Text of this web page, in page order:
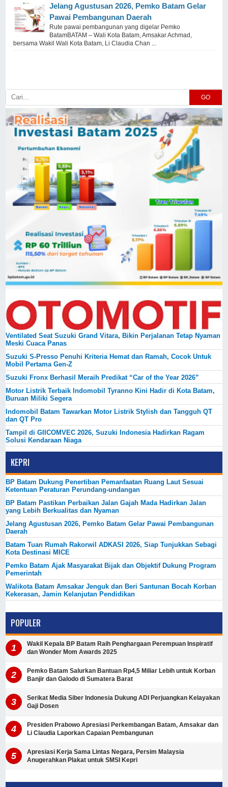
Jelang Agustusan 2026, Pemko Batam Gelar
Pawai Pembangunan Daerah
Rute pawai pembangunan yang digelar Pemko
BatamBATAM – Wali Kota Batam, Amsakar Achmad,
bersama Wakil Wali Kota Batam, Li Claudia Chan ...
GO
Ventilated Seat Suzuki Grand Vitara, Bikin Perjalanan Tetap Nyaman
Meski Cuaca Panas
Suzuki S-Presso Penuhi Kriteria Hemat dan Ramah, Cocok Untuk
Mobil Pertama Gen-Z
Suzuki Fronx Berhasil Meraih Predikat “Car of the Year 2026”
Motor Listrik Terbaik Indomobil Tyranno Kini Hadir di Kota Batam,
Buruan Miliki Segera
Indomobil Batam Tawarkan Motor Listrik Stylish dan Tangguh QT
dan QT Pro
Tampil di GIICOMVEC 2026, Suzuki Indonesia Hadirkan Ragam
Solusi Kendaraan Niaga
KEPRI
BP Batam Dukung Penertiban Pemanfaatan Ruang Laut Sesuai
Ketentuan Peraturan Perundang-undangan
BP Batam Pastikan Perbaikan Jalan Gajah Mada Hadirkan Jalan
yang Lebih Berkualitas dan Nyaman
Jelang Agustusan 2026, Pemko Batam Gelar Pawai Pembangunan
Daerah
Batam Tuan Rumah Rakorwil ADKASI 2026, Siap Tunjukkan Sebagi
Kota Destinasi MICE
Pemko Batam Ajak Masyarakat Bijak dan Objektif Dukung Program
Pemerintah
Walikota Batam Amsakar Jenguk dan Beri Santunan Bocah Korban
Kekerasan, Jamin Kelanjutan Pendidikan
POPULER
Wakil Kepala BP Batam Raih Penghargaan Perempuan Inspiratif
dan Wonder Mom Awards 2025
Pemko Batam Salurkan Bantuan Rp4,5 Miliar Lebih untuk Korban
Banjir dan Galodo di Sumatera Barat
Serikat Media Siber Indonesia Dukung ADI Perjuangkan Kelayakan
Gaji Dosen
Presiden Prabowo Apresiasi Perkembangan Batam, Amsakar dan
Li Claudia Laporkan Capaian Pembangunan
Apresiasi Kerja Sama Lintas Negara, Persim Malaysia
Anugerahkan Plakat untuk SMSI Kepri